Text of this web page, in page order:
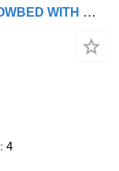
GVN Trailer 4 AXLE EXTENDABLE LOWBED WITH WHEEL RECESSES
4